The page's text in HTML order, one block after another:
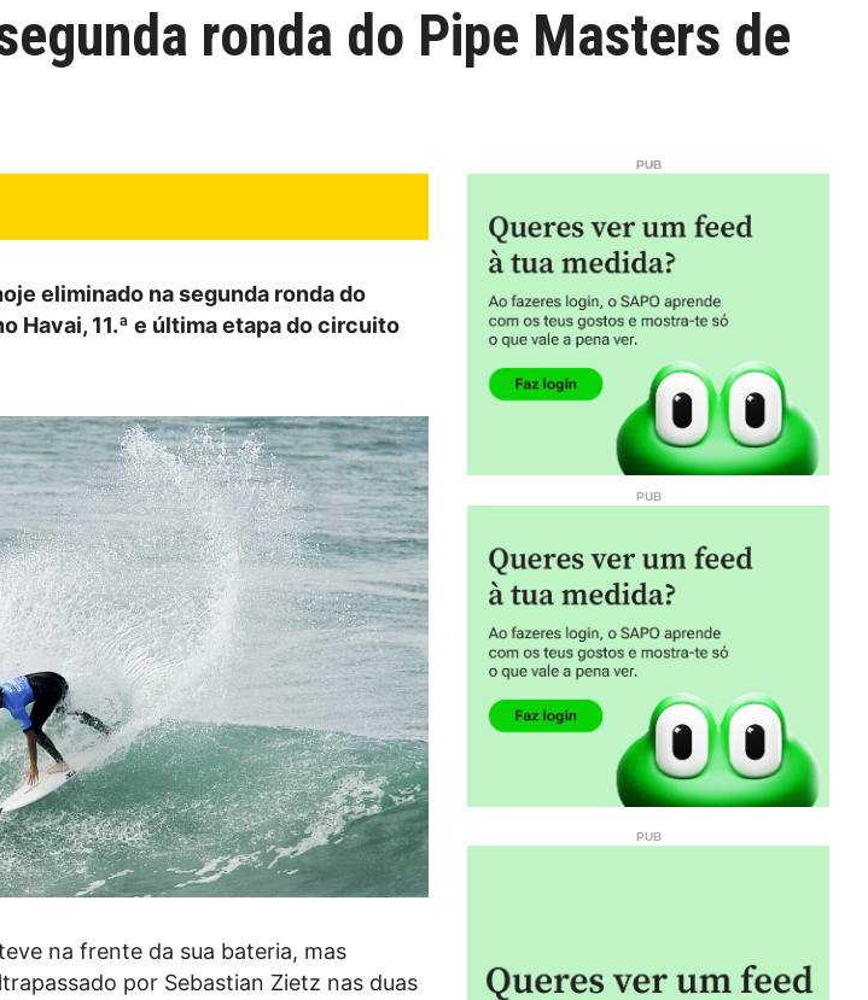
ronda do Pipe Masters de
eliminado na segunda ronda do
Havai, 11.ª e última etapa do circuito
na frente da sua bateria, mas
por Sebastian Zietz nas duas